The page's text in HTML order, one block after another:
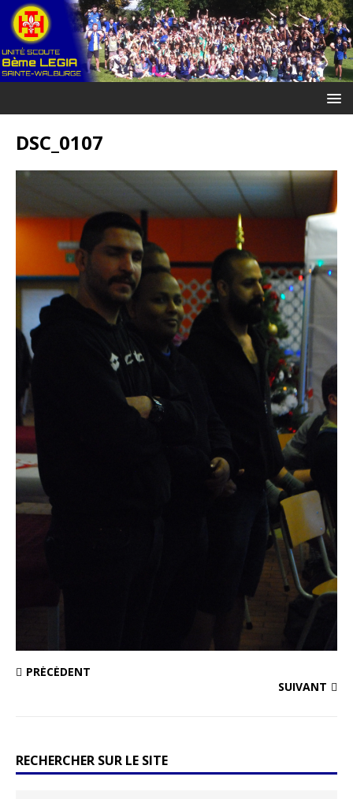
DSC_0107
PRÉCÉDENT
SUIVANT
RECHERCHER SUR LE SITE